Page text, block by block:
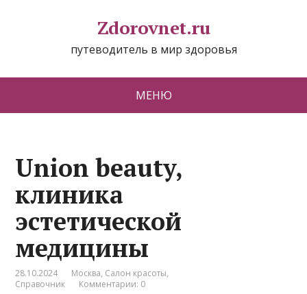
Zdorovnet.ru
путеводитель в мир здоровья
МЕНЮ
Union beauty,
клиника
эстетической
медицины
28.10.2024 Москва, Салон красоты,
Справочник
Комментарии: 0